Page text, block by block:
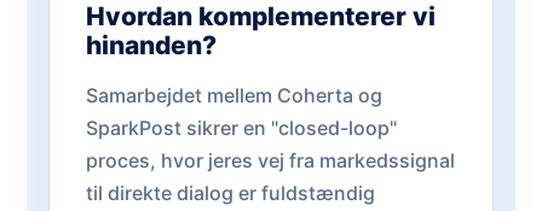
Hvordan komplementerer vi
hinanden?
Samarbejdet mellem Coherta og
SparkPost sikrer en "closed-loop"
proces, hvor jeres vej fra markedssignal
til direkte dialog er fuldstændig